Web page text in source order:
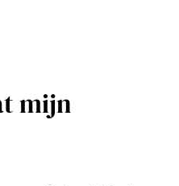
mijn